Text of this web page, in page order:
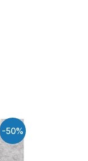
-50%